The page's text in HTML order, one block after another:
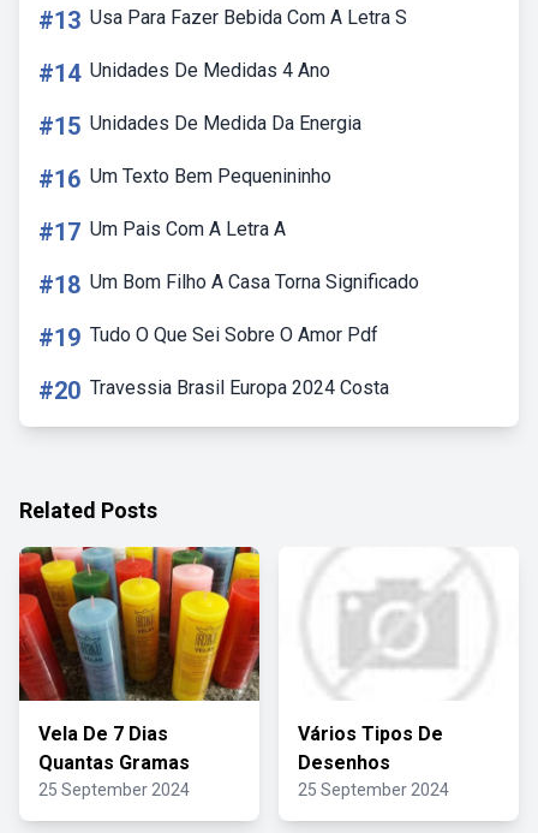
#13 Usa Para Fazer Bebida Com A Letra S
#14 Unidades De Medidas 4 Ano
#15 Unidades De Medida Da Energia
#16 Um Texto Bem Pequenininho
#17 Um Pais Com A Letra A
#18 Um Bom Filho A Casa Torna Significado
#19 Tudo O Que Sei Sobre O Amor Pdf
#20 Travessia Brasil Europa 2024 Costa
Related Posts
Vela De 7 Dias
Quantas Gramas
25 September 2024
Vários Tipos De
Desenhos
25 September 2024